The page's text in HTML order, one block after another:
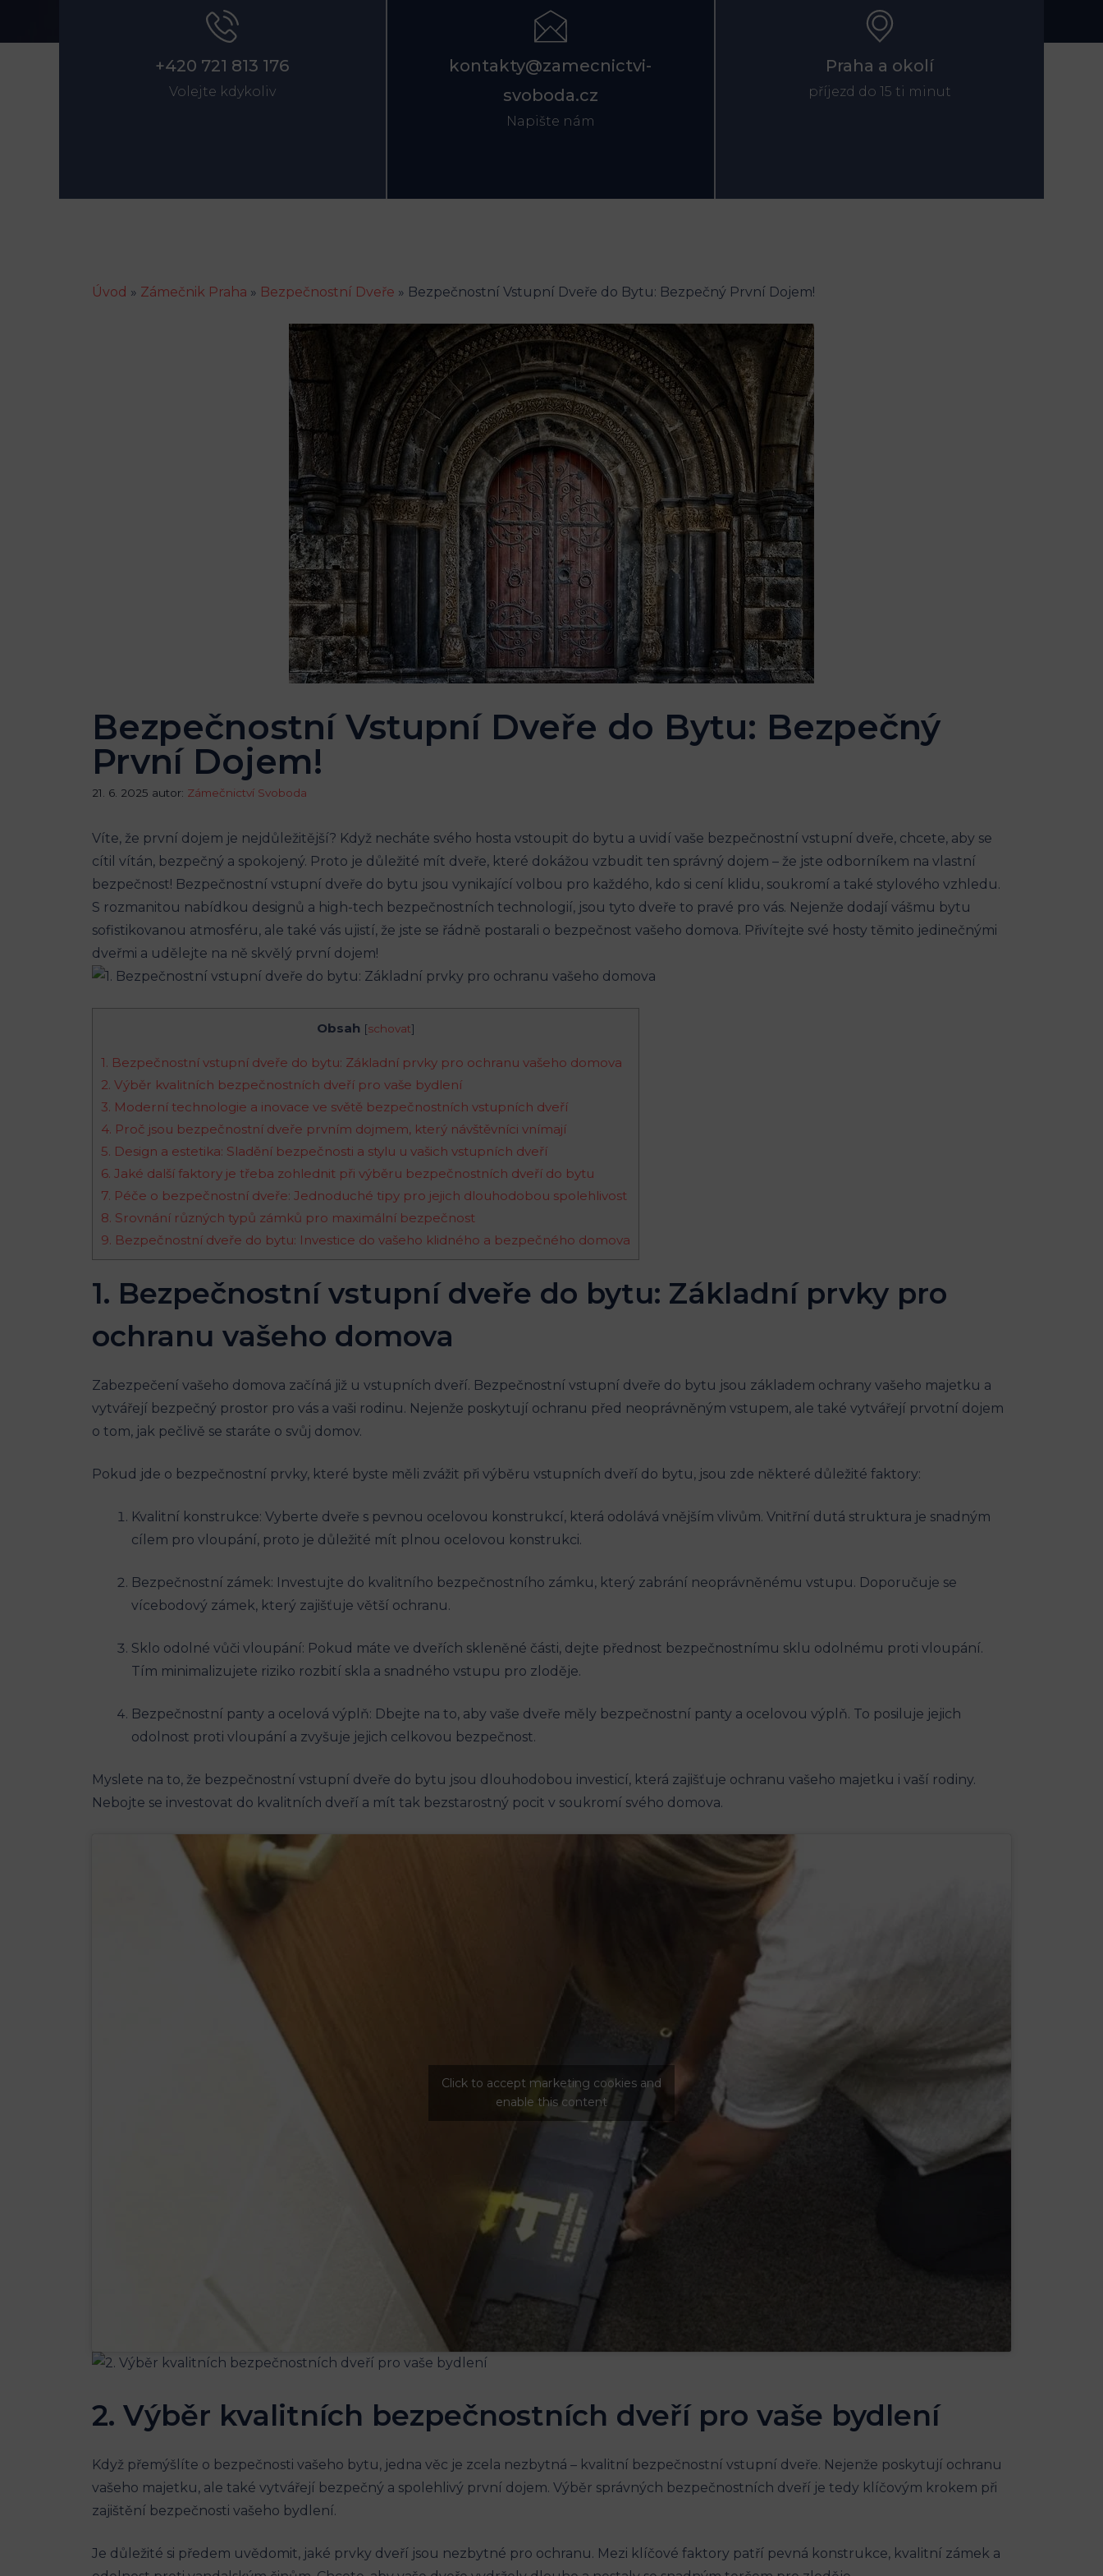
+420 721 813 176
Volejte kdykoliv
kontakty@zamecnictvi-
svoboda.cz
Napište nám
Praha a okolí
příjezd do 15 ti minut
Úvod » Zámečnik Praha » Bezpečnostní Dveře » Bezpečnostní Vstupní Dveře do Bytu: Bezpečný První Dojem!
Bezpečnostní Vstupní Dveře do Bytu: Bezpečný
První Dojem!
21. 6. 2025 autor: Zámečnictví Svoboda
Víte, že první dojem je nejdůležitější? Když necháte svého hosta vstoupit do bytu a uvidí vaše bezpečnostní vstupní dveře, chcete, aby se
cítil vítán, bezpečný a spokojený. Proto je důležité mít dveře, které dokážou vzbudit ten správný dojem – že jste odborníkem na vlastní
bezpečnost! Bezpečnostní vstupní dveře do bytu jsou vynikající volbou pro každého, kdo si cení klidu, soukromí a také stylového vzhledu.
S rozmanitou nabídkou designů a high-tech bezpečnostních technologií, jsou tyto dveře to pravé pro vás. Nejenže dodají vášmu bytu
sofistikovanou atmosféru, ale také vás ujistí, že jste se řádně postarali o bezpečnost vašeho domova. Přivítejte své hosty těmito jedinečnými
dveřmi a udělejte na ně skvělý první dojem!
Obsah [schovat]
1. Bezpečnostní vstupní dveře do bytu: Základní prvky pro ochranu vašeho domova
2. Výběr kvalitních bezpečnostních dveří pro vaše bydlení
3. Moderní technologie a inovace ve světě bezpečnostních vstupních dveří
4. Proč jsou bezpečnostní dveře prvním dojmem, který návštěvníci vnímají
5. Design a estetika: Sladění bezpečnosti a stylu u vašich vstupních dveří
6. Jaké další faktory je třeba zohlednit při výběru bezpečnostních dveří do bytu
7. Péče o bezpečnostní dveře: Jednoduché tipy pro jejich dlouhodobou spolehlivost
8. Srovnání různých typů zámků pro maximální bezpečnost
9. Bezpečnostní dveře do bytu: Investice do vašeho klidného a bezpečného domova
1. Bezpečnostní vstupní dveře do bytu: Základní prvky pro
ochranu vašeho domova
Zabezpečení vašeho domova začíná již u vstupních dveří. Bezpečnostní vstupní dveře do bytu jsou základem ochrany vašeho majetku a
vytvářejí bezpečný prostor pro vás a vaši rodinu. Nejenže poskytují ochranu před neoprávněným vstupem, ale také vytvářejí prvotní dojem
o tom, jak pečlivě se staráte o svůj domov.
Pokud jde o bezpečnostní prvky, které byste měli zvážit při výběru vstupních dveří do bytu, jsou zde některé důležité faktory:
Kvalitní konstrukce: Vyberte dveře s pevnou ocelovou konstrukcí, která odolává vnějším vlivům. Vnitřní dutá struktura je snadným
cílem pro vloupání, proto je důležité mít plnou ocelovou konstrukci.
Bezpečnostní zámek: Investujte do kvalitního bezpečnostního zámku, který zabrání neoprávněnému vstupu. Doporučuje se
vícebodový zámek, který zajišťuje větší ochranu.
Sklo odolné vůči vloupání: Pokud máte ve dveřích skleněné části, dejte přednost bezpečnostnímu sklu odolnému proti vloupání.
Tím minimalizujete riziko rozbití skla a snadného vstupu pro zloděje.
Bezpečnostní panty a ocelová výplň: Dbejte na to, aby vaše dveře měly bezpečnostní panty a ocelovou výplň. To posiluje jejich
odolnost proti vloupání a zvyšuje jejich celkovou bezpečnost.
Myslete na to, že bezpečnostní vstupní dveře do bytu jsou dlouhodobou investicí, která zajišťuje ochranu vašeho majetku i vaší rodiny.
Nebojte se investovat do kvalitních dveří a mít tak bezstarostný pocit v soukromí svého domova.
Click to accept marketing cookies and
enable this content
2. Výběr kvalitních bezpečnostních dveří pro vaše bydlení
Když přemýšlíte o bezpečnosti vašeho bytu, jedna věc je zcela nezbytná – kvalitní bezpečnostní vstupní dveře. Nejenže poskytují ochranu
vašeho majetku, ale také vytvářejí bezpečný a spolehlivý první dojem. Výběr správných bezpečnostních dveří je tedy klíčovým krokem při
zajištění bezpečnosti vašeho bydlení.
Je důležité si předem uvědomit, jaké prvky dveří jsou nezbytné pro ochranu. Mezi klíčové faktory patří pevná konstrukce, kvalitní zámek a